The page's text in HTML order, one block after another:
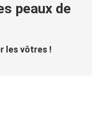
peaux de
les vôtres !